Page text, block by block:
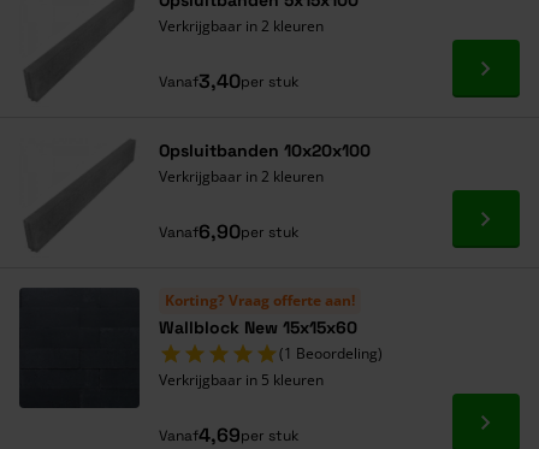
Verkrijgbaar in 2 kleuren
Vanaf3,40per stuk Ga
Opsluitbanden 10x20x100
Verkrijgbaar in 2 kleuren
Vanaf6,90per stuk Ga
Korting? Vraag offerte aan!
Wallblock New 15x15x60
(1 Beoordeling)
Verkrijgbaar in 5 kleuren
Vanaf4,69per stuk Ga